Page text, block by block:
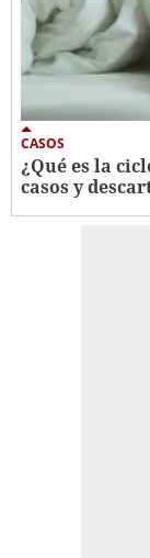
CASOS
¿Qué es la
casos y